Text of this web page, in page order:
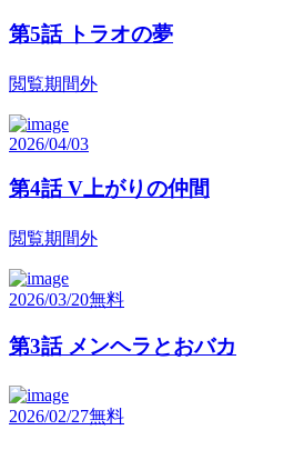
第5話 トラオの夢
閲覧期間外
2026/04/03
第4話 V上がりの仲間
閲覧期間外
2026/03/20無料
第3話 メンヘラとおバカ
2026/02/27無料